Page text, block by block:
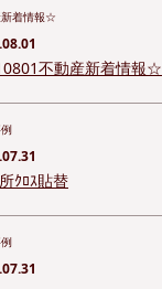
着情報☆
不動産新着情報☆
ｸﾛｽ貼替